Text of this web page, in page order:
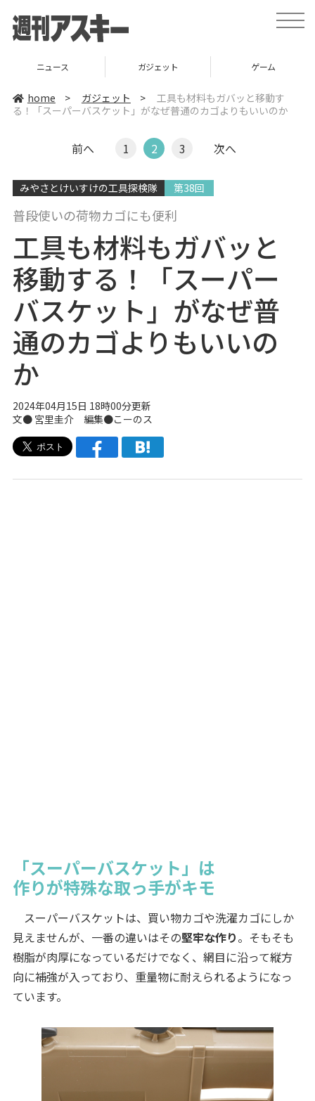
t
o
ニュース ガジェット ゲーム
home > ガジェット >
工具も材料もガバッと移動す
る！「スーパーバスケット」がなぜ普通のカゴよりもいいのか
前へ 1 2 3 次へ
みやさとけいすけの工具探検隊 第38回
普段使いの荷物カゴにも便利
工具も材料もガバッと
移動する！「スーパー
バスケット」がなぜ普
通のカゴよりもいいの
か
2024年04月15日 18時00分更新
文● 宮里圭介 編集●こーのス
「スーパーバスケット」は
作りが特殊な取っ手がキモ
スーパーバスケットは、買い物カゴや洗濯カゴにしか
見えませんが、一番の違いはその堅牢な作り。そもそも
樹脂が肉厚になっているだけでなく、網目に沿って縦方
向に補強が入っており、重量物に耐えられるようになっ
ています。